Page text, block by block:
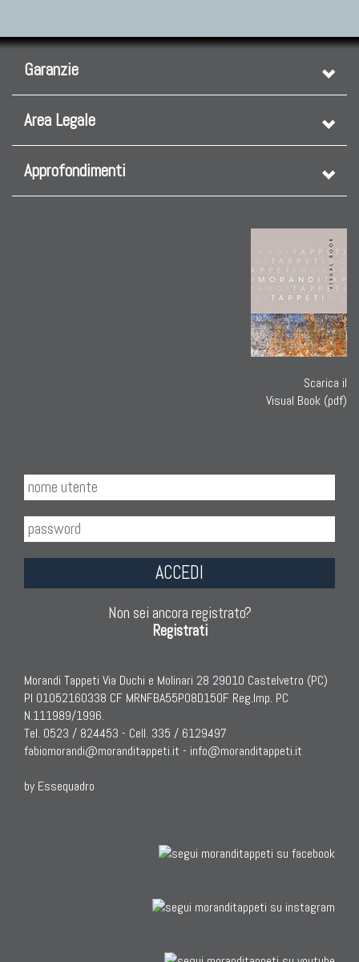
Garanzie
Area Legale
Approfondimenti
Scarica il
Visual Book (pdf)
ACCEDI
Non sei ancora registrato?
Registrati
Morandi Tappeti Via Duchi e Molinari 28 29010 Castelvetro (PC)
PI 01052160338 CF MRNFBA55P08D150F Reg.Imp. PC
N.111989/1996.
Tel. 0523 / 824453 - Cell. 335 / 6129497
fabiomorandi@moranditappeti.it - info@moranditappeti.it
by Essequadro